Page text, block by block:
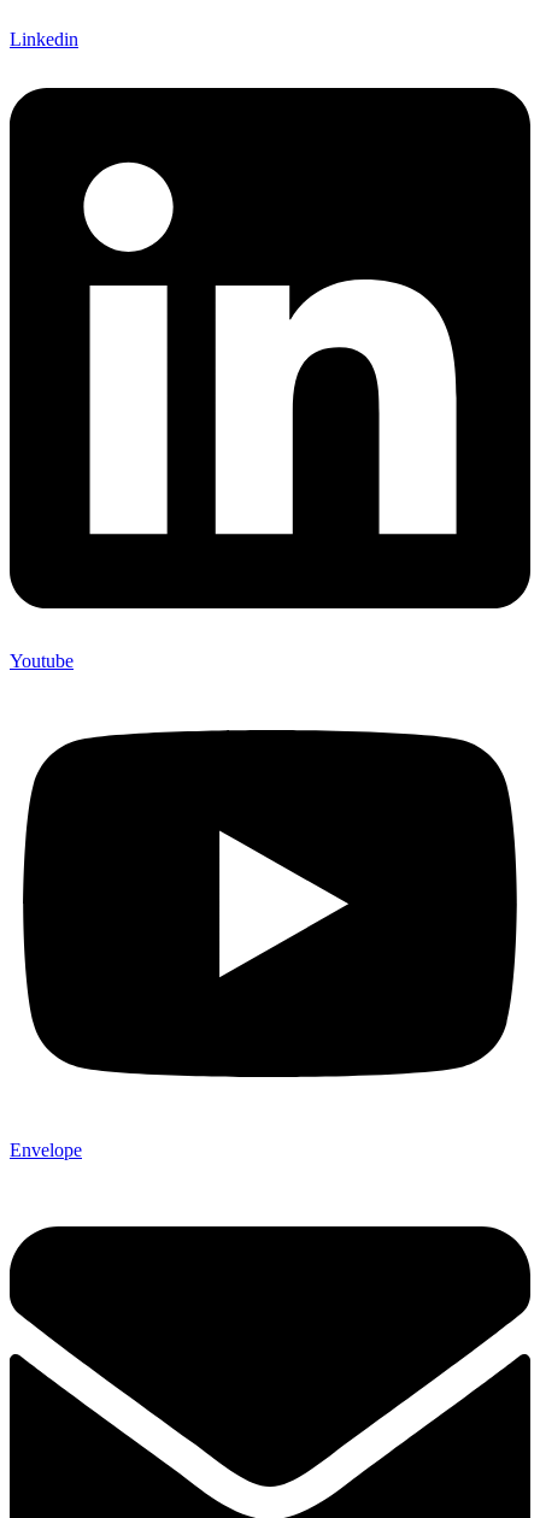
Linkedin
Youtube
Envelope